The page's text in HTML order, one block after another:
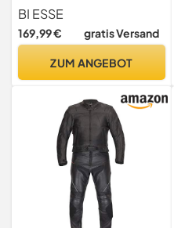
Motorradanzug Leder &
Textil, Jacke und Hose
trennbar, verstellbar,
Racing geeignet
BI ESSE
169,99 € gratis Versand
ZUM ANGEBOT